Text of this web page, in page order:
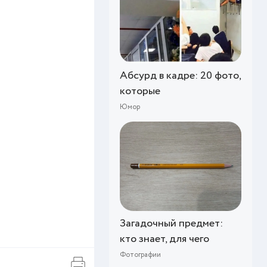
Абсурд в кадре: 20 фото,
которые
Юмор
Загадочный предмет:
кто знает, для чего
Фотографии